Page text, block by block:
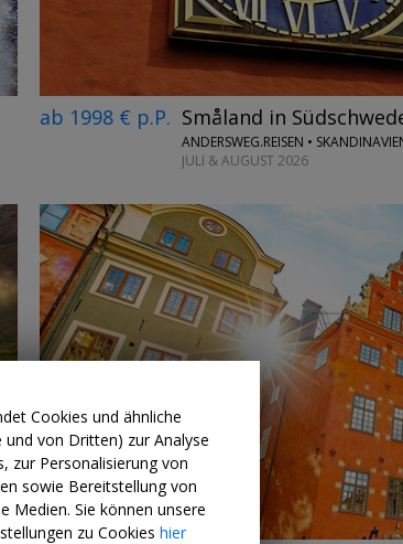
ab 1998 € p.P. Småland in
ANDERSWEG.REISEN •
JULI & AUGUST 2026
Cookies und ähnliche
und von Dritten) zur Analyse
zur Personalisierung von
sowie Bereitstellung von
Medien. Sie können unsere
zu Cookies hier